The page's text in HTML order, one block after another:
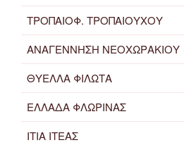
ΤΡΟΠΑΙΟΦ. ΤΡΟΠΑΙΟΥΧΟΥ
ΑΝΑΓΕΝΝΗΣΗ ΝΕΟΧΩΡΑΚΙΟΥ
ΘΥΕΛΛΑ ΦΙΛΩΤΑ
ΕΛΛΑΔΑ ΦΛΩΡΙΝΑΣ
ΙΤΙΑ ΙΤΕΑΣ